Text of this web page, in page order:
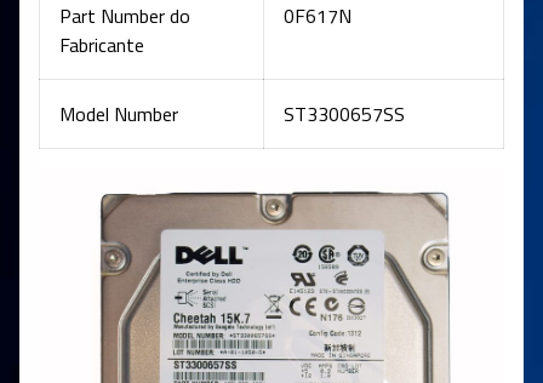
Part Number do
Fabricante
0F617N
Model Number ST3300657SS